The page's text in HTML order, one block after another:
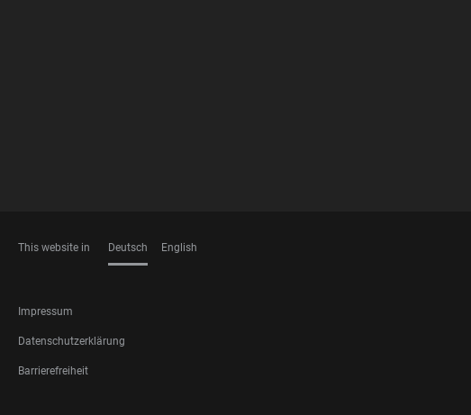
This website in Deutsch English
FOOTER
LEGAL
Impressum
Datenschutzerklärung
Barrierefreiheit